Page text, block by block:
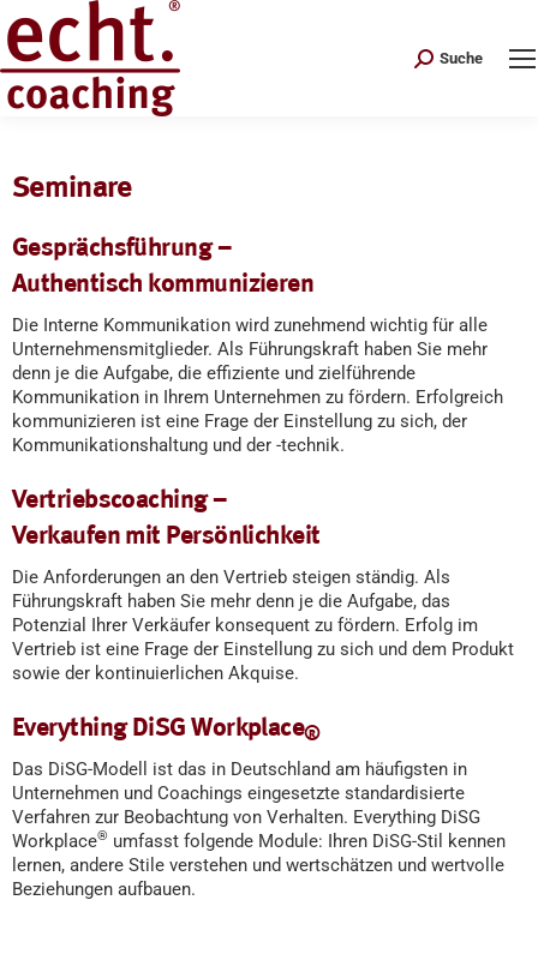
Search:
Suche
Seminare
Gesprächsführung –
Authentisch kommunizieren
Die Interne Kommunikation wird zunehmend wichtig für alle
Unternehmensmitglieder. Als Führungskraft haben Sie mehr
denn je die Aufgabe, die effiziente und zielführende
Kommunikation in Ihrem Unternehmen zu fördern. Erfolgreich
kommunizieren ist eine Frage der Einstellung zu sich, der
Kommunikationshaltung und der -technik.
Vertriebscoaching –
Verkaufen mit Persönlichkeit
Die Anforderungen an den Vertrieb steigen ständig. Als
Führungskraft haben Sie mehr denn je die Aufgabe, das
Potenzial Ihrer Verkäufer konsequent zu fördern. Erfolg im
Vertrieb ist eine Frage der Einstellung zu sich und dem Produkt
sowie der kontinuierlichen Akquise.
Everything DiSG Workplace®
Das DiSG-Modell ist das in Deutschland am häufigsten in
Unternehmen und Coachings eingesetzte standardisierte
Verfahren zur Beobachtung von Verhalten. Everything DiSG
Workplace® umfasst folgende Module: Ihren DiSG-Stil kennen
lernen, andere Stile verstehen und wertschätzen und wertvolle
Beziehungen aufbauen.